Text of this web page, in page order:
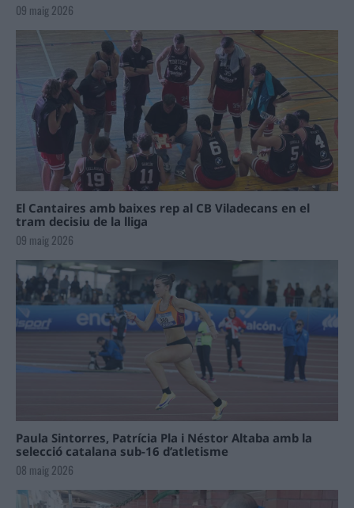
09 maig 2026
El Cantaires amb baixes rep al CB Viladecans en el
tram decisiu de la lliga
09 maig 2026
Paula Sintorres, Patrícia Pla i Néstor Altaba amb la
selecció catalana sub-16 d’atletisme
08 maig 2026